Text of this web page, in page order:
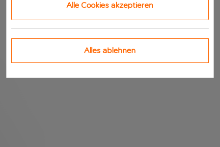
Alle Cookies akzeptieren
Alles ablehnen